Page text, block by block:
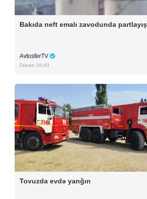
Bakıda neft emalı zavodunda partlayış
AvtosferTV
Dünən 16:43
Tovuzda evdə yanğın